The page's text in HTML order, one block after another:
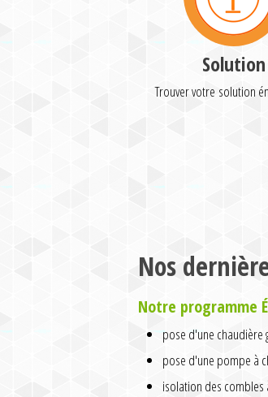
Solution
Trouver votre solution
Nos
Notre programme
pose d'une chaudière
pose d'une pompe à
isolation des